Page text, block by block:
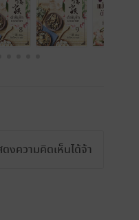
งความคิดเห็นได้จ้า